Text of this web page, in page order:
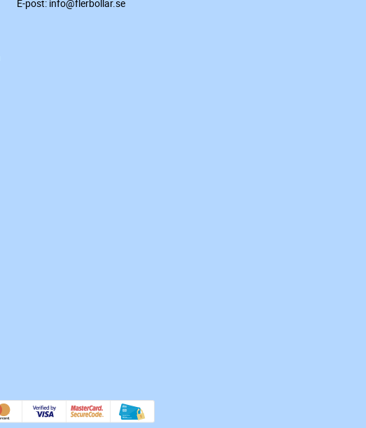
E-post: info@flerbollar.se